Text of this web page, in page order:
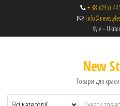
+ 38 (095)
Kyiv –
New
Товари для краси